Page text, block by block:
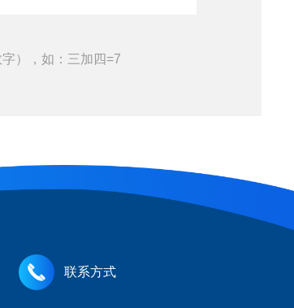
），如：三加四=7
联系方式